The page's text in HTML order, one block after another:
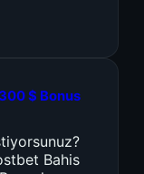
$ Bonus
Bahis